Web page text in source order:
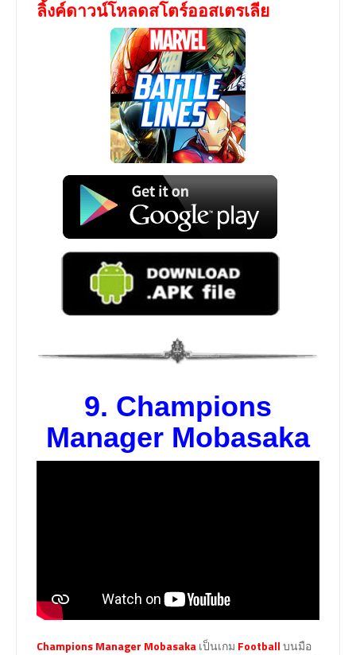
ลิ้งค์ดาวน์โหลดสโตร์ออสเตรเลีย
9. Champions
Manager Mobasaka
Champions Manager Mobasakaเป็นเกม Footballบนมือ